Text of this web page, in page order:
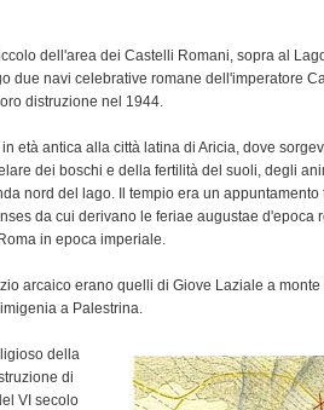
dell'area dei Castelli Romani, sopra al
due navi celebrative romane dell'imperatore
distruzione nel 1944.
in età antica alla città latina di Aricia, dove
dei boschi e della fertilità del suoli, degli
nord del lago. Il tempio era un
da cui derivano le feriae augustae d'epoca
in epoca imperiale.
arcaico erano quelli di Giove Laziale a
a Palestrina.
della
di
VI secolo